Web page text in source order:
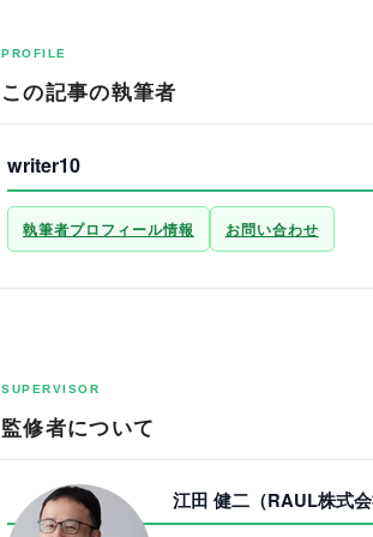
PROFILE
この記事の執筆者
writer10
執筆者プロフィール情報 お問い合わせ
SUPERVISOR
監修者について
江田 健二（RAUL株式会